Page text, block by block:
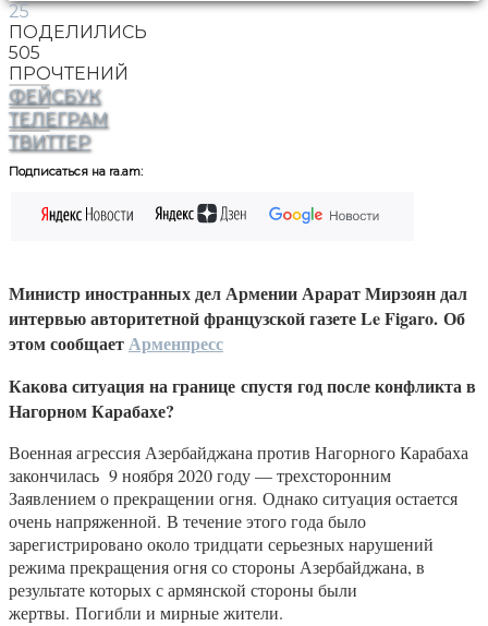
25
ПОДЕЛИЛИСЬ
505
ПРОЧТЕНИЙ
ФЕЙСБУК
ТЕЛЕГРАМ
ТВИТТЕР
Подписаться на ra.am:
Министр иностранных дел Армении Арарат Мирзоян дал
интервью авторитетной французской газете Le Figaro. Об
этом сообщаетАрменпресс
Какова ситуация на границе спустя год после конфликта в
Нагорном Карабахе?
Военная агрессия Азербайджана против Нагорного Карабаха
закончилась 9 ноября 2020 году — трехсторонним
Заявлением о прекращении огня. Однако ситуация остается
очень напряженной. В течение этого года было
зарегистрировано около тридцати серьезных нарушений
режима прекращения огня со стороны Азербайджана, в
результате которых с армянской стороны были
жертвы. Погибли и мирные жители.